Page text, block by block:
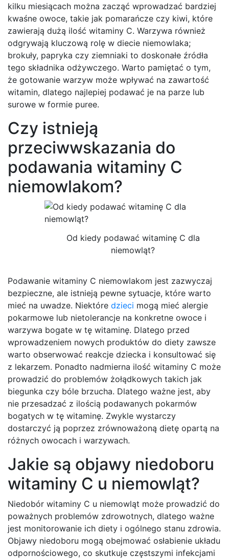
kilku miesiącach można zacząć wprowadzać bardziej
kwaśne owoce, takie jak pomarańcze czy kiwi, które
zawierają dużą ilość witaminy C. Warzywa również
odgrywają kluczową rolę w diecie niemowlaka;
brokuły, papryka czy ziemniaki to doskonałe źródła
tego składnika odżywczego. Warto pamiętać o tym,
że gotowanie warzyw może wpływać na zawartość
witamin, dlatego najlepiej podawać je na parze lub
surowe w formie puree.
Czy istnieją
przeciwwskazania do
podawania witaminy C
niemowlakom?
Od kiedy podawać witaminę C dla
niemowląt?
Podawanie witaminy C niemowlakom jest zazwyczaj
bezpieczne, ale istnieją pewne sytuacje, które warto
mieć na uwadze. Niektóre dzieci mogą mieć alergie
pokarmowe lub nietolerancje na konkretne owoce i
warzywa bogate w tę witaminę. Dlatego przed
wprowadzeniem nowych produktów do diety zawsze
warto obserwować reakcje dziecka i konsultować się
z lekarzem. Ponadto nadmierna ilość witaminy C może
prowadzić do problemów żołądkowych takich jak
biegunka czy bóle brzucha. Dlatego ważne jest, aby
nie przesadzać z ilością podawanych pokarmów
bogatych w tę witaminę. Zwykle wystarczy
dostarczyć ją poprzez zrównoważoną dietę opartą na
różnych owocach i warzywach.
Jakie są objawy niedoboru
witaminy C u niemowląt?
Niedobór witaminy C u niemowląt może prowadzić do
poważnych problemów zdrowotnych, dlatego ważne
jest monitorowanie ich diety i ogólnego stanu zdrowia.
Objawy niedoboru mogą obejmować osłabienie układu
odpornościowego, co skutkuje częstszymi infekcjami